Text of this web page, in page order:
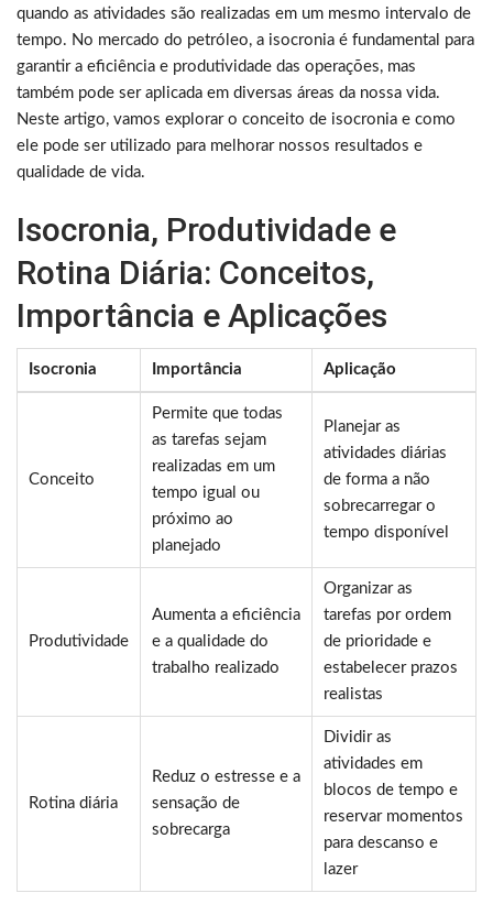
quando as atividades são realizadas em um mesmo intervalo de
tempo. No mercado do petróleo, a isocronia é fundamental para
garantir a eficiência e produtividade das operações, mas
também pode ser aplicada em diversas áreas da nossa vida.
Neste artigo, vamos explorar o conceito de isocronia e como
ele pode ser utilizado para melhorar nossos resultados e
qualidade de vida.
Isocronia, Produtividade e
Rotina Diária: Conceitos,
Importância e Aplicações
Isocronia Importância Aplicação
Conceito
Permite que todas
as tarefas sejam
realizadas em um
tempo igual ou
próximo ao
planejado
Planejar as
atividades diárias
de forma a não
sobrecarregar o
tempo disponível
Produtividade
Aumenta a eficiência
e a qualidade do
trabalho realizado
Organizar as
tarefas por ordem
de prioridade e
estabelecer prazos
realistas
Rotina diária
Reduz o estresse e a
sensação de
sobrecarga
Dividir as
atividades em
blocos de tempo e
reservar momentos
para descanso e
lazer